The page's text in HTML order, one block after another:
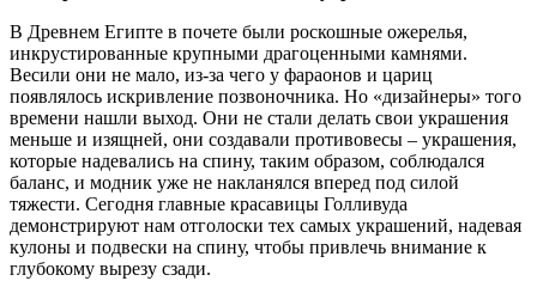
В Древнем Египте в почете были роскошные ожерелья,
инкрустированные крупными драгоценными камнями.
Весили они не мало, из-за чего у фараонов и цариц
появлялось искривление позвоночника. Но «дизайнеры» того
времени нашли выход. Они не стали делать свои украшения
меньше и изящней, они создавали противовесы – украшения,
которые надевались на спину, таким образом, соблюдался
баланс, и модник уже не накланялся вперед под силой
тяжести. Сегодня главные красавицы Голливуда
демонстрируют нам отголоски тех самых украшений, надевая
кулоны и подвески на спину, чтобы привлечь внимание к
глубокому вырезу сзади.